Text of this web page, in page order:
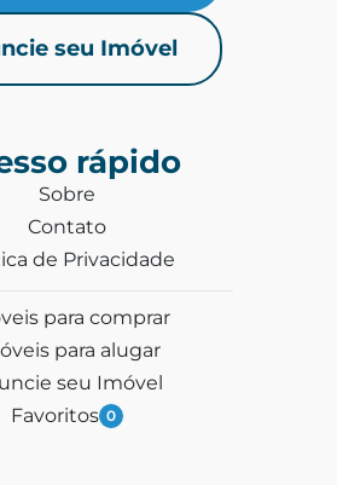
seu Imóvel
rápido
Sobre
Contato
de Privacidade
para comprar
para alugar
seu Imóvel
Favoritos 0